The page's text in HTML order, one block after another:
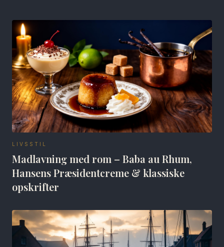
LIVSSTIL
Madlavning med rom – Baba au Rhum,
Hansens Præsidentcreme & klassiske
opskrifter